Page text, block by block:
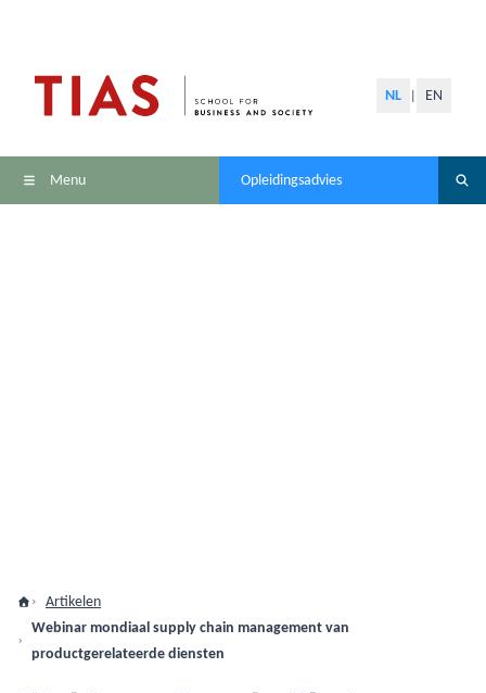
NL EN
Menu Opleidingsadvies
Artikelen
Webinar mondiaal supply chain management van
productgerelateerde diensten